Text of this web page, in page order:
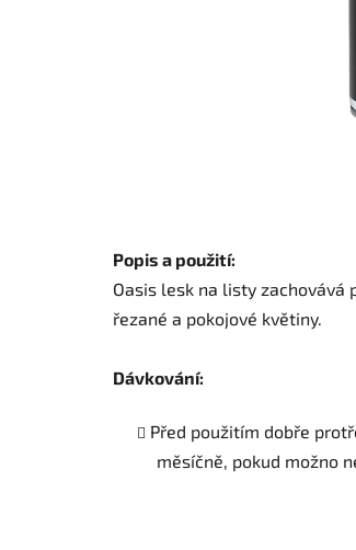
Popis a použití:
Oasis lesk na listy zachovává
řezané a pokojové květiny.
Dávkování:
Před použitím dobře
měsíčně, pokud možno